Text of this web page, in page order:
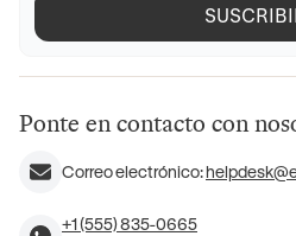
Ponte en contacto con
Correo electrónico:
+1 (555) 835-0665